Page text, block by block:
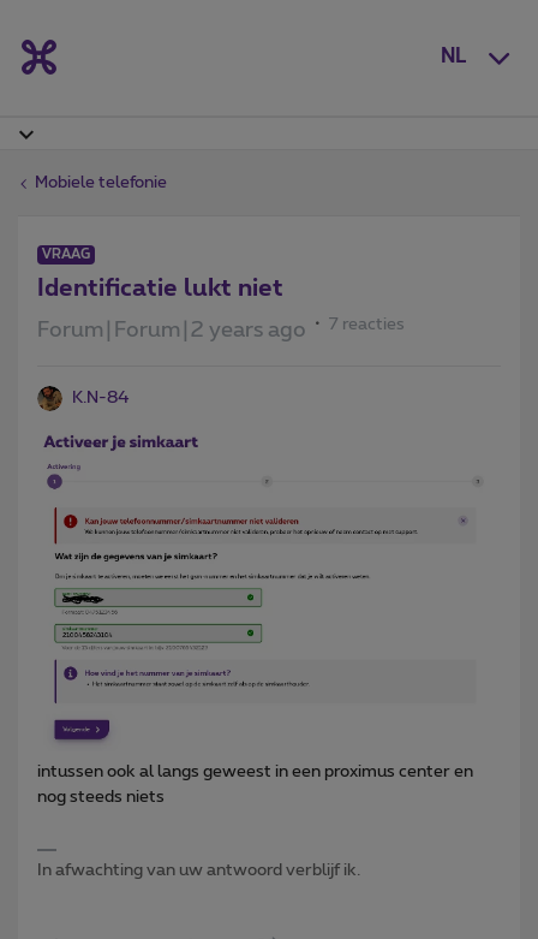
NL
Mobiele telefonie
VRAAG
Identificatie lukt niet
Forum|Forum|2 years ago 7 reacties
K.N-84
intussen ook al langs geweest in een proximus center en
nog steeds niets
In afwachting van uw antwoord verblijf ik.